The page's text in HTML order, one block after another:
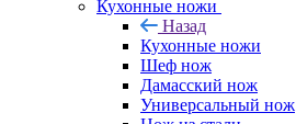
Кухонные ножи
Назад
Кухонные ножи
Шеф нож
Дамасский нож
Универсальный нож